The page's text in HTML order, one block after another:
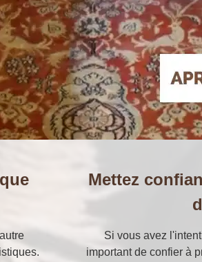
Mettez
Si vous avez
important de confier à